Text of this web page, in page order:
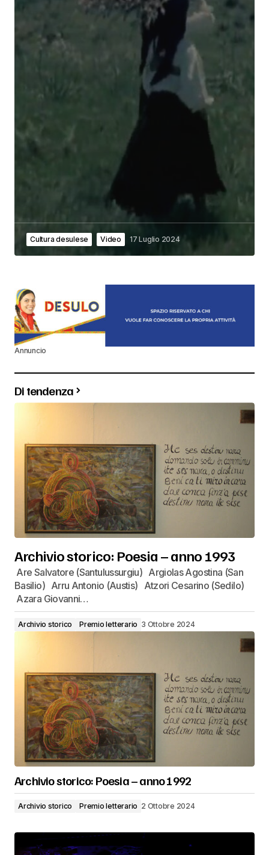
Cultura desulese Video 17 Luglio 2024
Annuncio
Di tendenza
Archivio storico: Poesia – anno 1993
Are Salvatore (Santulussurgiu) Argiolas Agostina (San
Basilio) Arru Antonio (Austis) Atzori Cesarino (Sedilo)
Azara Giovanni…
Archivio storico Premio letterario 3 Ottobre 2024
Archivio storico: Poesia – anno 1992
Archivio storico Premio letterario 2 Ottobre 2024